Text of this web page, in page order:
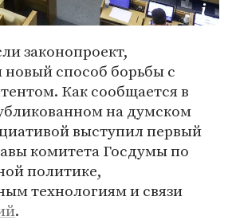
законопроект,
способ борьбы с
Как сообщается в
на думском
выступил первый
комитета Госдумы по
политике,
технологиям и связи
.